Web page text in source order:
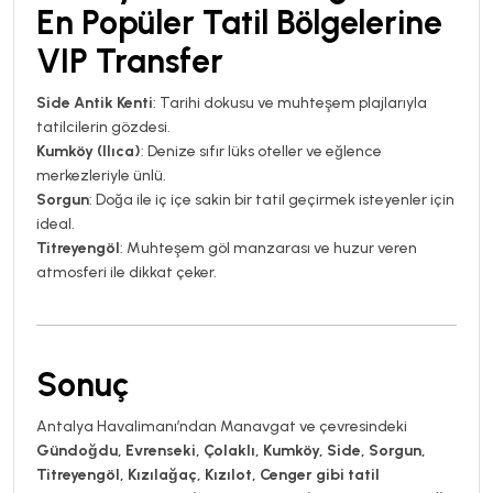
En Popüler Tatil Bölgelerine
VIP Transfer
Side Antik Kenti: Tarihi dokusu ve muhteşem plajlarıyla
tatilcilerin gözdesi.
Kumköy (Ilıca): Denize sıfır lüks oteller ve eğlence
merkezleriyle ünlü.
Sorgun: Doğa ile iç içe sakin bir tatil geçirmek isteyenler için
ideal.
Titreyengöl: Muhteşem göl manzarası ve huzur veren
atmosferi ile dikkat çeker.
Sonuç
Antalya Havalimanı’ndan Manavgat ve çevresindeki
Gündoğdu, Evrenseki, Çolaklı, Kumköy, Side, Sorgun,
Titreyengöl, Kızılağaç, Kızılot, Cenger gibi tatil